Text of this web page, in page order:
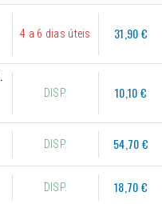
4 a 6 dias úteis 31,90 €
DISP. 10,10 €
DISP. 54,70 €
DISP. 18,70 €